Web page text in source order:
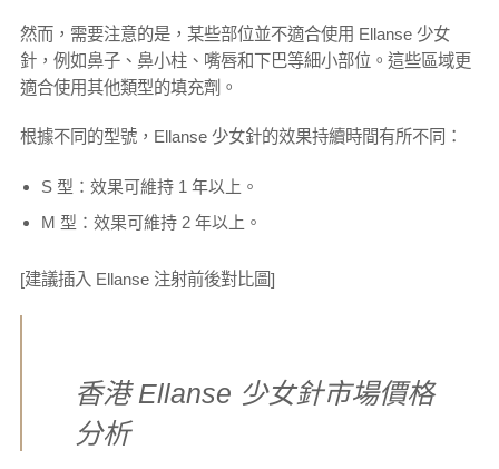
然而，需要注意的是，某些部位並不適合使用 Ellanse 少女
針，例如鼻子、鼻小柱、嘴唇和下巴等細小部位。這些區域更
適合使用其他類型的填充劑。
根據不同的型號，Ellanse 少女針的效果持續時間有所不同：
S 型：效果可維持 1 年以上。
M 型：效果可維持 2 年以上。
[建議插入 Ellanse 注射前後對比圖]
香港 Ellanse 少女針市場價格
分析